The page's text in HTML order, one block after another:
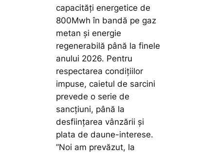
capacități energetice de
800Mwh în bandă pe gaz
metan și energie
regenerabilă până la finele
anului 2026. Pentru
respectarea condițiilor
impuse, caietul de sarcini
prevede o serie de
sancțiuni, până la
desființarea vânzării și
plata de daune-interese.
”Noi am prevăzut, la